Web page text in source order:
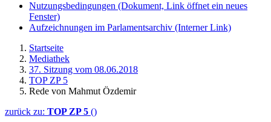
Nutzungsbedingungen (Dokument, Link öffnet ein neues
Fenster)
Aufzeichnungen im Parlamentsarchiv (Interner Link)
Startseite
Mediathek
37. Sitzung vom 08.06.2018
TOP ZP 5
Rede von Mahmut Özdemir
zurück zu: TOP ZP 5 ()